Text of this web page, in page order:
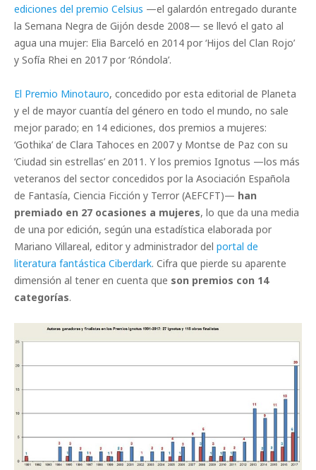
ediciones del premio Celsius —el galardón entregado durante
la Semana Negra de Gijón desde 2008— se llevó el gato al
agua una mujer: Elia Barceló en 2014 por ‘Hijos del Clan Rojo’
y Sofía Rhei en 2017 por ‘Róndola’.
El Premio Minotauro, concedido por esta editorial de Planeta
y el de mayor cuantía del género en todo el mundo, no sale
mejor parado; en 14 ediciones, dos premios a mujeres:
‘Gothika’ de Clara Tahoces en 2007 y Montse de Paz con su
‘Ciudad sin estrellas’ en 2011. Y los premios Ignotus —los más
veteranos del sector concedidos por la Asociación Española
de Fantasía, Ciencia Ficción y Terror (AEFCFT)— han
premiado en 27 ocasiones a mujeres, lo que da una media
de una por edición, según una estadística elaborada por
Mariano Villareal, editor y administrador del portal de
literatura fantástica Ciberdark. Cifra que pierde su aparente
dimensión al tener en cuenta que son premios con 14
categorías.